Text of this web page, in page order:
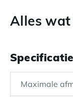
Alles
Maximale